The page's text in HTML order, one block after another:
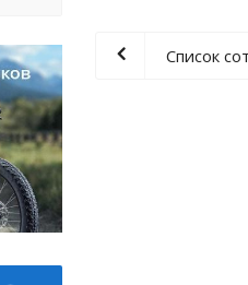
Список